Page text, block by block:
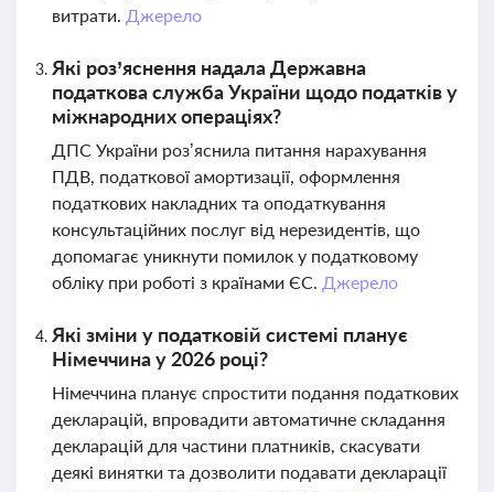
витрати. Джерело
Які роз’яснення надала Державна
податкова служба України щодо податків у
міжнародних операціях?
ДПС України роз’яснила питання нарахування
ПДВ, податкової амортизації, оформлення
податкових накладних та оподаткування
консультаційних послуг від нерезидентів, що
допомагає уникнути помилок у податковому
обліку при роботі з країнами ЄС. Джерело
Які зміни у податковій системі планує
Німеччина у 2026 році?
Німеччина планує спростити подання податкових
декларацій, впровадити автоматичне складання
декларацій для частини платників, скасувати
деякі винятки та дозволити подавати декларації